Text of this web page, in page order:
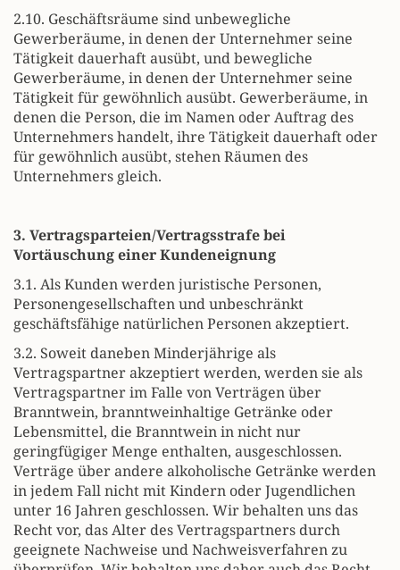
2.10. Geschäftsräume sind unbewegliche
Gewerberäume, in denen der Unternehmer seine
Tätigkeit dauerhaft ausübt, und bewegliche
Gewerberäume, in denen der Unternehmer seine
Tätigkeit für gewöhnlich ausübt. Gewerberäume, in
denen die Person, die im Namen oder Auftrag des
Unternehmers handelt, ihre Tätigkeit dauerhaft oder
für gewöhnlich ausübt, stehen Räumen des
Unternehmers gleich.
3. Vertragsparteien/Vertragsstrafe bei
Vortäuschung einer Kundeneignung
3.1. Als Kunden werden juristische Personen,
Personengesellschaften und unbeschränkt
geschäftsfähige natürlichen Personen akzeptiert.
3.2. Soweit daneben Minderjährige als
Vertragspartner akzeptiert werden, werden sie als
Vertragspartner im Falle von Verträgen über
Branntwein, branntweinhaltige Getränke oder
Lebensmittel, die Branntwein in nicht nur
geringfügiger Menge enthalten, ausgeschlossen.
Verträge über andere alkoholische Getränke werden
in jedem Fall nicht mit Kindern oder Jugendlichen
unter 16 Jahren geschlossen. Wir behalten uns das
Recht vor, das Alter des Vertragspartners durch
geeignete Nachweise und Nachweisverfahren zu